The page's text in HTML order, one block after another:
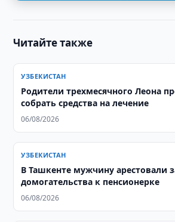
Читайте также
УЗБЕКИСТАН
Родители трехмесячного Леона
собрать средства на лечение
06/08/2026
УЗБЕКИСТАН
В Ташкенте мужчину арестовали
домогательства к пенсионерке
06/08/2026